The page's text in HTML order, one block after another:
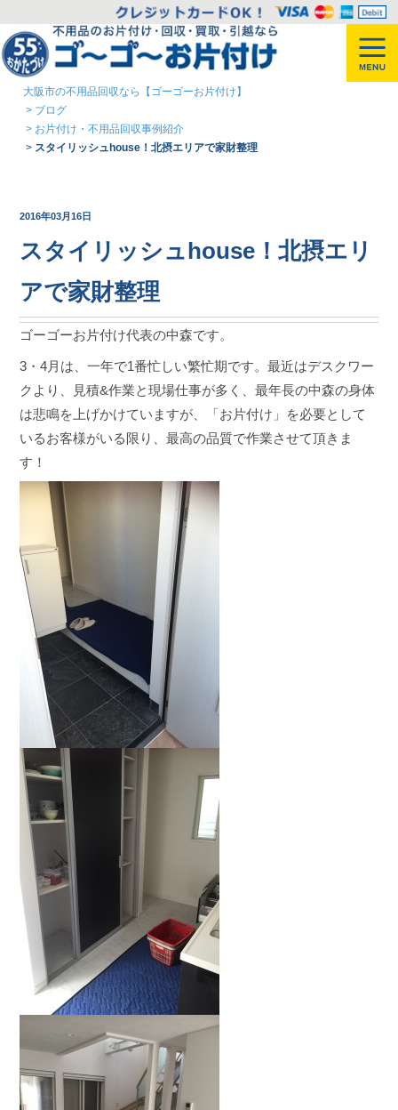
大阪市の不用品回収なら【ゴーゴーお片付け】
> ブログ
> お片付け・不用品回収事例紹介
> スタイリッシュhouse！北摂エリアで家財整理
2016年03月16日
スタイリッシュhouse！北摂エリ
アで家財整理
ゴーゴーお片付け代表の中森です。
3・4月は、一年で1番忙しい繁忙期です。最近はデスクワー
クより、見積&作業と現場仕事が多く、最年長の中森の身体
は悲鳴を上げかけていますが、「お片付け」を必要として
いるお客様がいる限り、最高の品質で作業させて頂きま
す！